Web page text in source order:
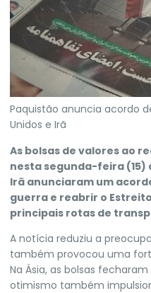
Paquistão anuncia acordo
Unidos e Irã
As bolsas de valores ao
nesta segunda-feira (15)
Irã anunciaram um
guerra e reabrir o
principais rotas de
A notícia reduziu a
também provocou uma
Na Ásia, as bolsas
otimismo também